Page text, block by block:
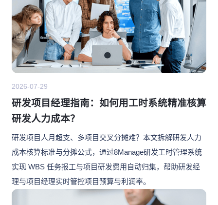
2026-07-29
研发项目经理指南：如何用工时系统精准核算
研发人力成本？
研发项目人月超支、多项目交叉分摊难？本文拆解研发人力
成本核算标准与分摊公式，通过8Manage研发工时管理系统
实现 WBS 任务报工与项目研发费用自动归集，帮助研发经
理与项目经理实时管控项目预算与利润率。